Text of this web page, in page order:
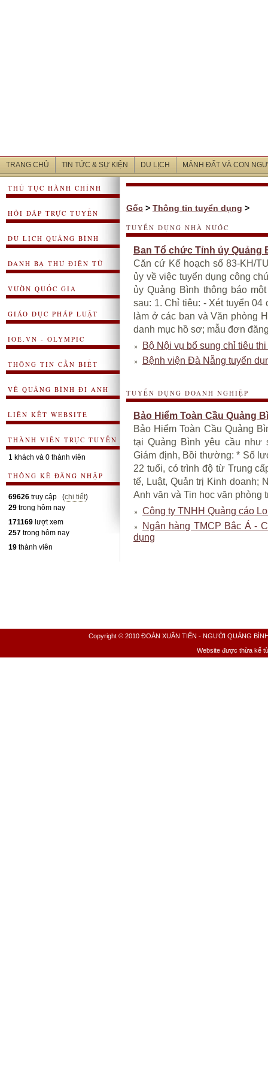
TRANG CHỦ TIN TỨC & SỰ KIỆN DU LỊCH MẢNH ĐẤT VÀ CON
THỦ TỤC HÀNH CHÍNH
HỎI ĐÁP TRỰC TUYẾN
DU LỊCH QUẢNG BÌNH
DANH BẠ THƯ ĐIỆN TỬ
VƯỜN QUỐC GIA
GIÁO DỤC PHÁP LUẬT
IOE.VN - OLYMPIC
THÔNG TIN CẦN BIẾT
VỀ QUẢNG BÌNH ĐI ANH
LIÊN KẾT WEBSITE
THÀNH VIÊN TRỰC TUYẾN
1 khách và 0 thành viên
THÔNG KÊ ĐĂNG NHẬP
69626 truy cập (chi tiết)
29 trong hôm nay
171169 lượt xem
257 trong hôm nay
19 thành viên
Gốc > Thông tin tuyển dụng >
TUYỂN DỤNG NHÀ NƯỚC
Ban Tổ chức Tỉnh ủy
Căn cứ Kế hoạch số 83-KH/
ủy về việc tuyển dụng công
ủy Quảng Bình thông báo
sau: 1. Chỉ tiêu: - Xét tuyển
làm ở các ban và Văn phòng
danh mục hồ sơ; mẫu đơn
Bộ Nội vụ bổ sung chỉ tiêu
Bệnh viện Đà Nẵng tuyển
TUYỂN DỤNG DOANH NGHIỆP
Bảo Hiểm Toàn Cầu Quảng
Bảo Hiểm Toàn Cầu Quảng
tại Quảng Bình yêu cầu như
Giám định, Bồi thường: * Số
22 tuổi, có trình độ từ Trung
tế, Luật, Quản trị Kinh doanh;
Anh văn và Tin học văn
Công ty TNHH Quảng cáo
Ngân hàng TMCP Bắc Á -
dụng
Copyright © 2010 ĐOÀN XUÂN TIẾN - NGƯỜI QUẢNG
Website được thừa kế